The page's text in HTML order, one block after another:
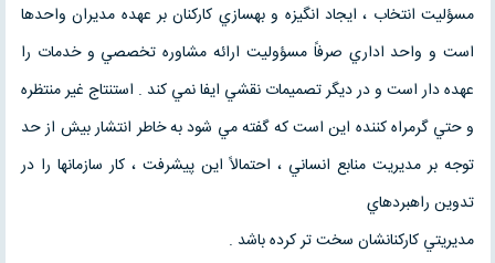
مسؤليت انتخاب ، ايجاد انگيزه و بهسازي كاركنان بر عهده مديران واحدها
است و واحد اداري صرفاً مسؤوليت ارائه مشاوره تخصصي و خدمات را
عهده دار است و در ديگر تصميمات نقشي ايفا نمي كند . استنتاج غير منتظره
و حتي گرمراه كننده اين است كه گفته مي شود به خاطر انتشار بيش از حد
توجه بر مديريت منابع انساني ، احتمالاً اين پيشرفت ، كار سازمانها را در
تدوين راهبردهاي
مديريتي كاركنانشان سخت تر كرده باشد .